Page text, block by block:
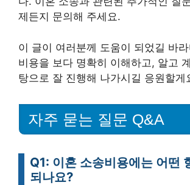
제든지 문의해 주세요.
이 글이 여러분께 도움이 되었길 바
비용을 보다 명확히 이해하고, 알고
탕으로 잘 진행해 나가시길 응원할게
자주 묻는 질문 Q&A
Q1: 이혼 소송비용에는 어떤
되나요?